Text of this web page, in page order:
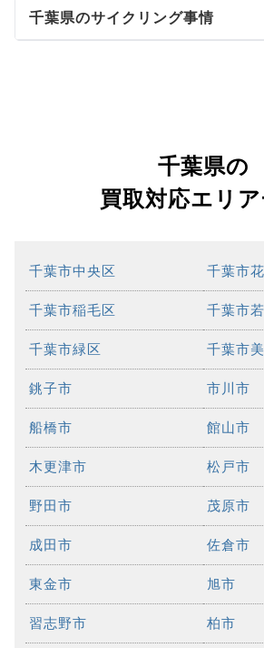
千葉県のサイクリング事情
千葉県の
買取対応エリ
千葉市中央区 千葉市
千葉市稲毛区 千葉市
千葉市緑区 千葉市
銚子市 市川市
船橋市 館山市
木更津市 松戸市
野田市 茂原市
成田市 佐倉市
東金市 旭市
習志野市 柏市